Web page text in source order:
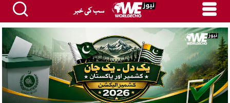
سب کی خبر